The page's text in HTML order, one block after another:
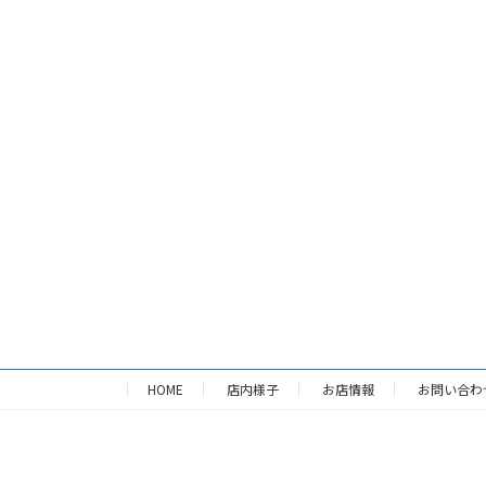
HOME 店内様子 お店情報 お問い合わ